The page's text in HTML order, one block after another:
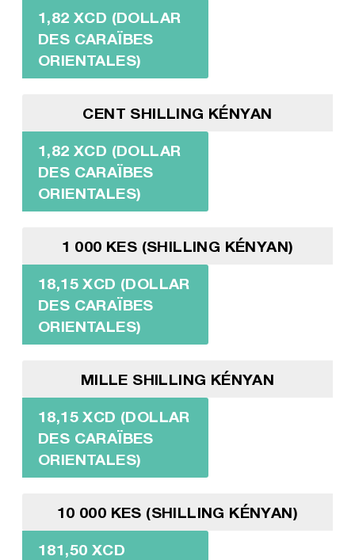
1,82 XCD (DOLLAR
DES CARAÏBES
ORIENTALES)
CENT SHILLING KÉNYAN
1,82 XCD (DOLLAR
DES CARAÏBES
ORIENTALES)
1 000 KES (SHILLING KÉNYAN)
18,15 XCD (DOLLAR
DES CARAÏBES
ORIENTALES)
MILLE SHILLING KÉNYAN
18,15 XCD (DOLLAR
DES CARAÏBES
ORIENTALES)
10 000 KES (SHILLING KÉNYAN)
181,50 XCD